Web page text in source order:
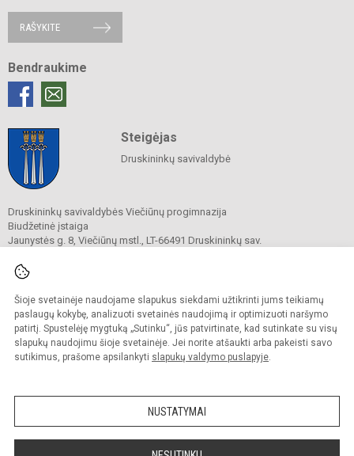
Šioje svetainėje naudojame slapukus siekdami užtikrinti jums teikiamų
paslaugų kokybę, analizuoti svetainės naudojimą ir optimizuoti naršymo
patirtį. Spustelėję mygtuką „Sutinku“, jūs patvirtinate, kad sutinkate su visų
slapukų naudojimu šioje svetainėje. Jei norite atšaukti arba pakeisti savo
sutikimus, prašome apsilankyti slapukų valdymo puslapyje.
NUSTATYMAI
RAŠYKITE
Bendraukime
Steigėjas
Druskininkų savivaldybė
Druskininkų savivaldybės Viečiūnų progimnazija
Biudžetinė įstaiga
Jaunystės g. 8, Viečiūnų mstl., LT-66491 Druskininkų sav.
El. p.
Duomenys kaupiami ir saugomi
Juridinių asmenų registre
Įstaigos kodas 190108418
El. pristatymo dėžutės adresas 190108418
Kopijuoti turinį be raštiško progimnazijos sutikimo griežtai draudžiama.
Prieinamumo paraiška Slapukų valdymas
Sumanus būdas atnaujinti